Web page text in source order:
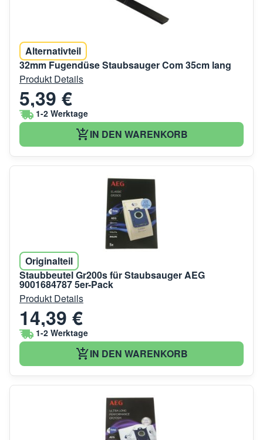
Alternativteil
32mm Fugendüse Staubsauger Com 35cm lang
Produkt Details
5,39 €
1-2 Werktage
IN DEN WARENKORB
Originalteil
Staubbeutel Gr200s für Staubsauger AEG
9001684787 5er-Pack
Produkt Details
14,39 €
1-2 Werktage
IN DEN WARENKORB